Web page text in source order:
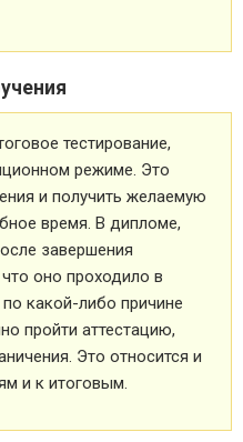
тестирование,
режиме. Это
и получить желаемую
время. В дипломе,
завершения
оно проходило в
какой-либо причине
пройти аттестацию,
Это относится и
и к итоговым.